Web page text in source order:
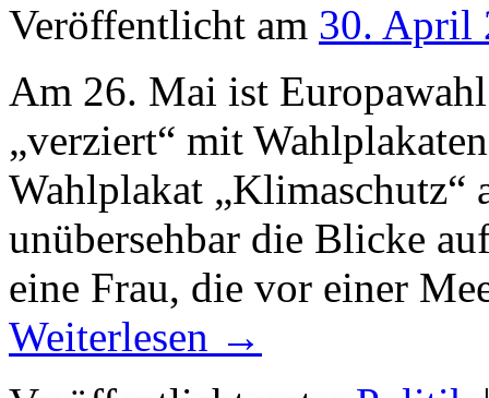
Veröffentlicht am 30. April
Am 26. Mai ist
„verziert“ mit
Wahlplakat „Klimaschutz“
unübersehbar die Blicke
eine Frau, die vor einer
Weiterlesen →